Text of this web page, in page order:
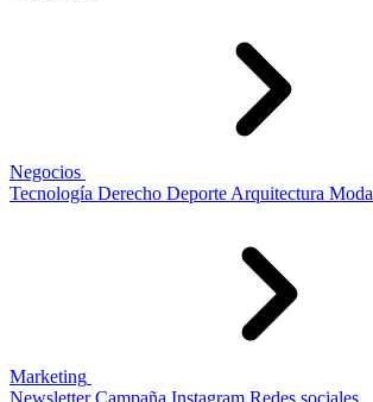
Negocios
Tecnología Derecho Deporte Arquitectura Moda
Marketing
Newsletter Campaña Instagram Redes sociales